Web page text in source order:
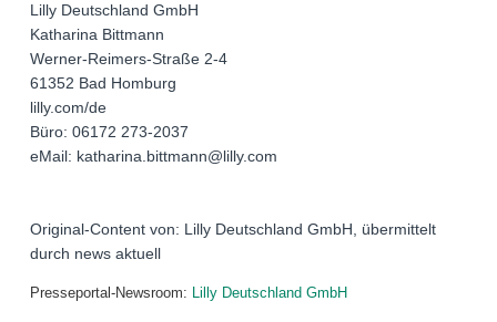
Lilly Deutschland GmbH
Katharina Bittmann
Werner-Reimers-Straße 2-4
61352 Bad Homburg
lilly.com/de
Büro: 06172 273-2037
eMail: katharina.bittmann@lilly.com
Original-Content von: Lilly Deutschland GmbH, übermittelt
durch news aktuell
Presseportal-Newsroom: Lilly Deutschland GmbH